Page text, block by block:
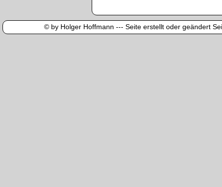
© by Holger Hoffmann --- Seite erstellt oder geändert